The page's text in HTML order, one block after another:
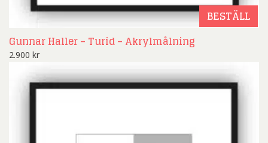
BESTÄLL
Gunnar Haller – Turid – Akrylmålning
2.900 kr